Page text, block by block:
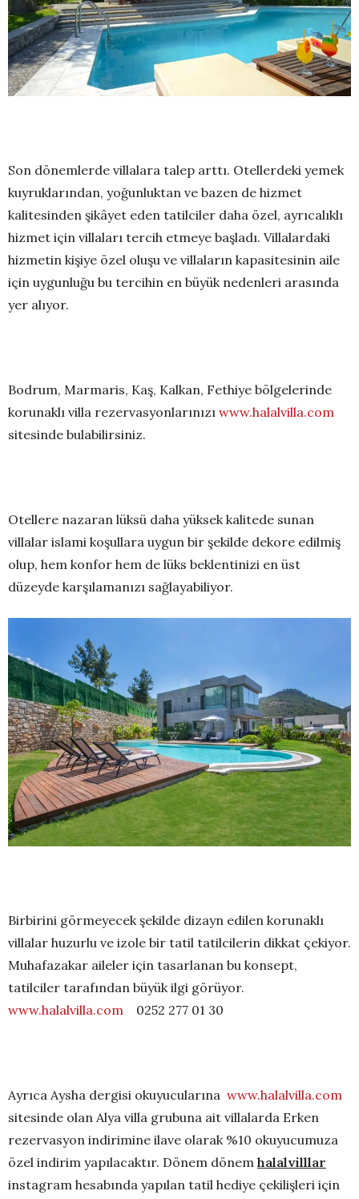
Son dönemlerde villalara talep arttı. Otellerdeki yemek
kuyruklarından, yoğunluktan ve bazen de hizmet
kalitesinden şikâyet eden tatilciler daha özel, ayrıcalıklı
hizmet için villaları tercih etmeye başladı. Villalardaki
hizmetin kişiye özel oluşu ve villaların kapasitesinin aile
için uygunluğu bu tercihin en büyük nedenleri arasında
yer alıyor.
Bodrum, Marmaris, Kaş, Kalkan, Fethiye bölgelerinde
korunaklı villa rezervasyonlarınızı www.halalvilla.com
sitesinde bulabilirsiniz.
Otellere nazaran lüksü daha yüksek kalitede sunan
villalar islami koşullara uygun bir şekilde dekore edilmiş
olup, hem konfor hem de lüks beklentinizi en üst
düzeyde karşılamanızı sağlayabiliyor.
Birbirini görmeyecek şekilde dizayn edilen korunaklı
villalar huzurlu ve izole bir tatil tatilcilerin dikkat çekiyor.
Muhafazakar aileler için tasarlanan bu konsept,
tatilciler tarafından büyük ilgi görüyor.
www.halalvilla.com 0252 277 01 30
Ayrıca Aysha dergisi okuyucularına www.halalvilla.com
sitesinde olan Alya villa grubuna ait villalarda Erken
rezervasyon indirimine ilave olarak %10 okuyucumuza
özel indirim yapılacaktır. Dönem dönem halalvilllar
instagram hesabında yapılan tatil hediye çekilişleri için